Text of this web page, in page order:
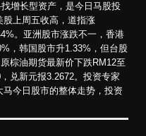
增长型资产，是今日马股投
股上周五收高，道指涨
。亚洲股市涨跌不一，香港
，韩国股市升1.33%，但台股
棕油期货最新价下跌RM12至
兑新元报3.2672。投资专家
今日股市的整体走势，投资